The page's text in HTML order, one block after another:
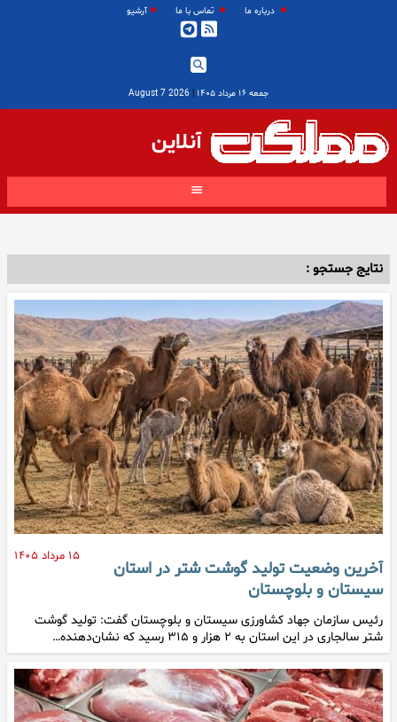
درباره ما تماس با ما آرشیو
جمعه ۱۶ مرداد ۱۴۰۵ |
2026 August 7
آنلاین
نتایج جستجو :
۱۵ مرداد ۱۴۰۵
آخرین وضعیت تولید گوشت شتر در استان
سیستان و بلوچستان
رئیس سازمان جهاد کشاورزی سیستان و بلوچستان گفت: تولید گوشت
شتر سالجاری در این استان به ۲ هزار و ۳۱۵ رسید که نشان‌دهنده…